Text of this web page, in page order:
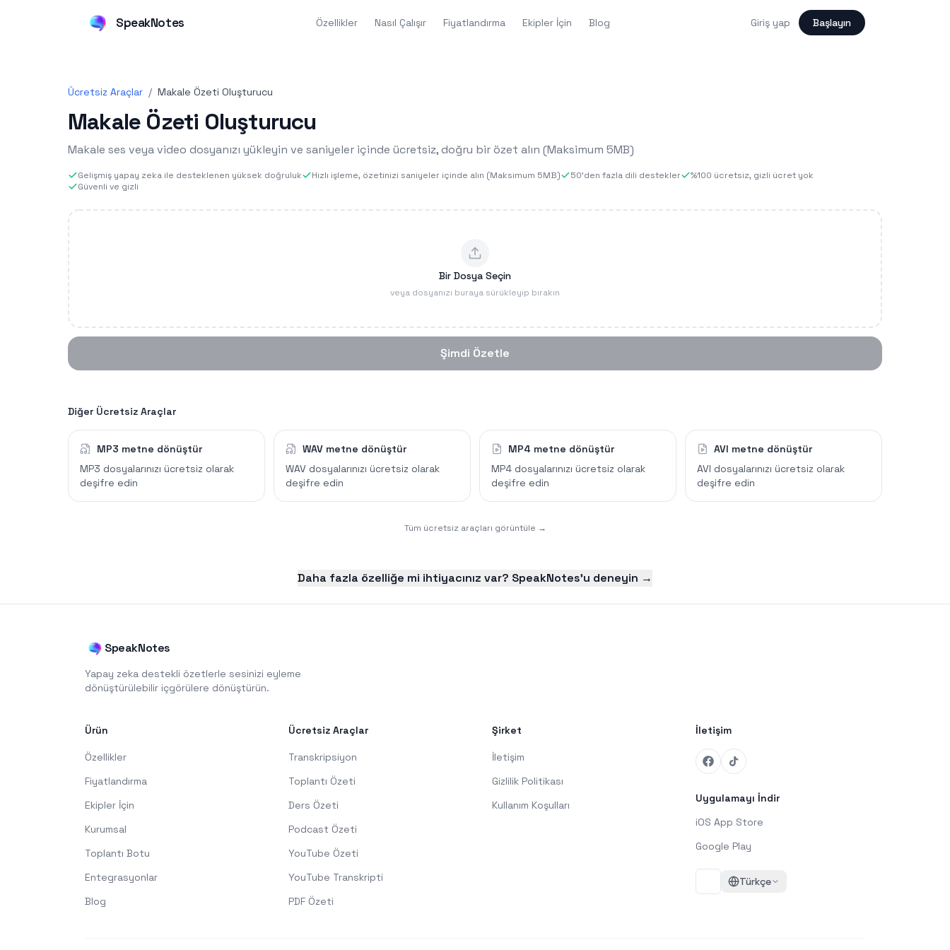
SpeakNotes Özellikler Nasıl Çalışır Fiyatlandırma Ekipler İçin Blog Giriş yap Başlayın
Ücretsiz Araçlar / Makale Özeti Oluşturucu
Makale Özeti Oluşturucu
Makale ses veya video dosyanızı yükleyin ve saniyeler içinde ücretsiz, doğru bir özet alın (Maksimum 5MB)
Gelişmiş yapay zeka ile desteklenen yüksek doğruluk Hızlı işleme, özetinizi saniyeler içinde alın (Maksimum 5MB) 50'den fazla dili destekler
%100 ücretsiz, gizli ücret yok
Güvenli ve gizli
Bir Dosya Seçin
veya dosyanızı buraya sürükleyip bırakın
Şimdi Özetle
Diğer Ücretsiz Araçlar
MP3 metne dönüştür
MP3 dosyalarınızı ücretsiz olarak
deşifre edin
WAV metne dönüştür
WAV dosyalarınızı ücretsiz olarak
deşifre edin
MP4 metne dönüştür
MP4 dosyalarınızı ücretsiz olarak
deşifre edin
AVI metne dönüştür
AVI dosyalarınızı ücretsiz olarak
deşifre edin
Tüm ücretsiz araçları görüntüle →
Daha fazla özelliğe mi ihtiyacınız var? SpeakNotes'u deneyin →
SpeakNotes
Yapay zeka destekli özetlerle sesinizi eyleme
dönüştürülebilir içgörülere dönüştürün.
Ürün
Özellikler
Fiyatlandırma
Ekipler İçin
Kurumsal
Toplantı Botu
Entegrasyonlar
Blog
Ücretsiz Araçlar
Transkripsiyon
Toplantı Özeti
Ders Özeti
Podcast Özeti
YouTube Özeti
YouTube Transkripti
PDF Özeti
Şirket
İletişim
Gizlilik Politikası
Kullanım Koşulları
İletişim
Uygulamayı İndir
iOS App Store
Google Play
Türkçe